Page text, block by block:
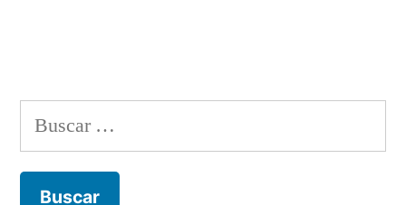
Buscar: